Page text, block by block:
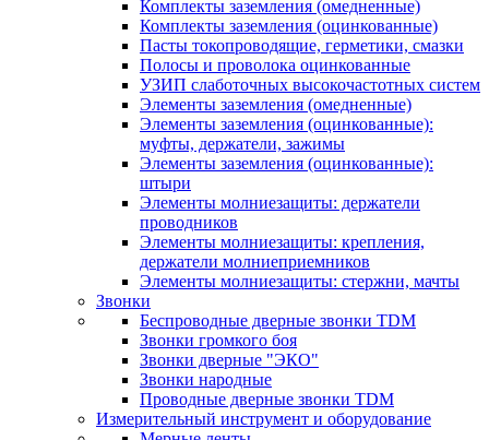
Комплекты заземления (омедненные)
Комплекты заземления (оцинкованные)
Пасты токопроводящие, герметики, смазки
Полосы и проволока оцинкованные
УЗИП слаботочных высокочастотных систем
Элементы заземления (омедненные)
Элементы заземления (оцинкованные):
муфты, держатели, зажимы
Элементы заземления (оцинкованные):
штыри
Элементы молниезащиты: держатели
проводников
Элементы молниезащиты: крепления,
держатели молниеприемников
Элементы молниезащиты: стержни, мачты
Звонки
Беспроводные дверные звонки TDM
Звонки громкого боя
Звонки дверные "ЭКО"
Звонки народные
Проводные дверные звонки TDM
Измерительный инструмент и оборудование